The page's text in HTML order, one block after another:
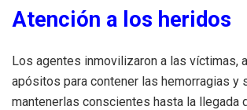
Atención a los heridos
Los agentes inmovilizaron a las víctimas,
apósitos para contener las hemorragias y
mantenerlas conscientes hasta la llegada